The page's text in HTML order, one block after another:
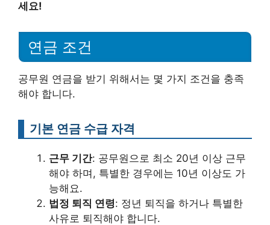
세요!
연금 조건
공무원 연금을 받기 위해서는 몇 가지 조건을 충족
해야 합니다.
기본 연금 수급 자격
근무 기간: 공무원으로 최소 20년 이상 근무
해야 하며, 특별한 경우에는 10년 이상도 가
능해요.
법정 퇴직 연령: 정년 퇴직을 하거나 특별한
사유로 퇴직해야 합니다.